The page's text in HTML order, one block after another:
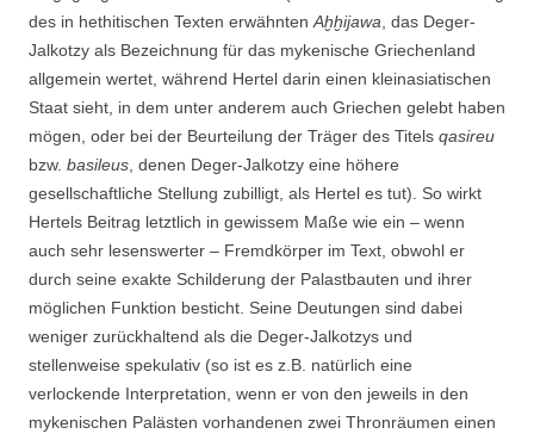
des in hethitischen Texten erwähnten Aḫḫijawa , das Deger-
Jalkotzy als Bezeichnung für das mykenische Griechenland
allgemein wertet, während Hertel darin einen kleinasiatischen
Staat sieht, in dem unter anderem auch Griechen gelebt haben
mögen, oder bei der Beurteilung der Träger des Titels qasireu
bzw. basileus , denen Deger-Jalkotzy eine höhere
gesellschaftliche Stellung zubilligt, als Hertel es tut). So wirkt
Hertels Beitrag letztlich in gewissem Maße wie ein – wenn
auch sehr lesenswerter – Fremdkörper im Text, obwohl er
durch seine exakte Schilderung der Palastbauten und ihrer
möglichen Funktion besticht. Seine Deutungen sind dabei
weniger zurückhaltend als die Deger-Jalkotzys und
stellenweise spekulativ (so ist es z.B. natürlich eine
verlockende Interpretation, wenn er von den jeweils in den
mykenischen Palästen vorhandenen zwei Thronräumen einen